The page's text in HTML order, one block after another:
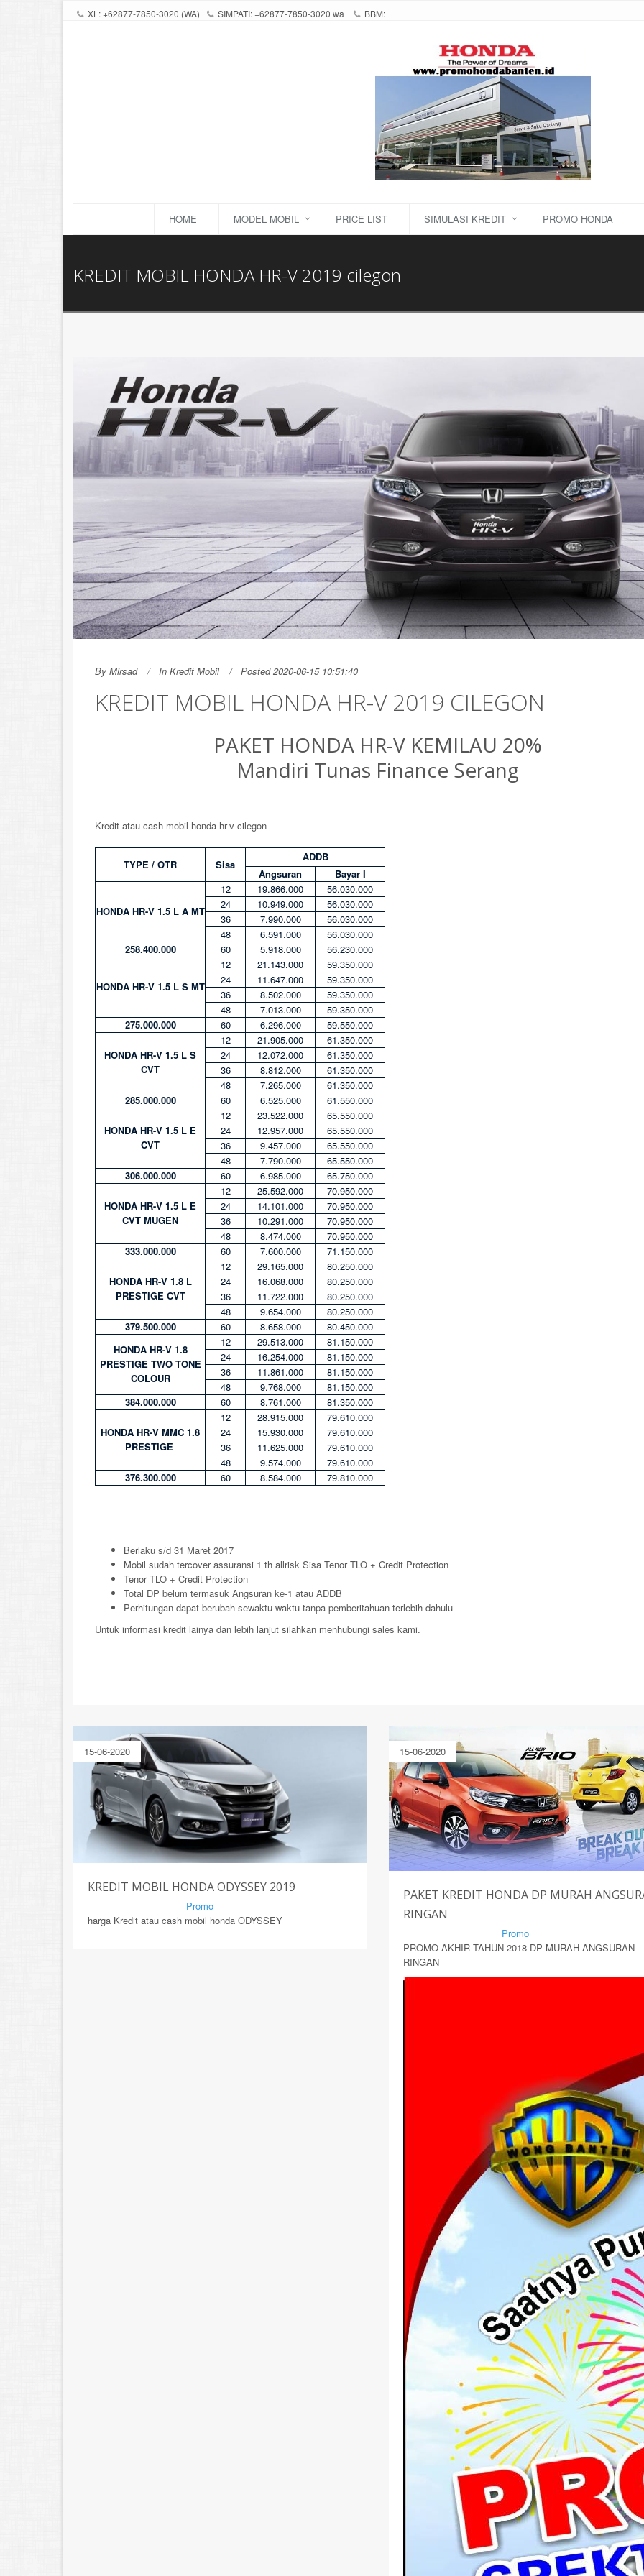
XL: +62877-7850-3020 (WA) SIMPATI: +62877-7850-3020 wa BBM:
HOME MODEL MOBIL PRICE LIST SIMULASI KREDIT PROMO HONDA
KREDIT MOBIL HONDA HR-V 2019 cilegon
By Mirsad In Kredit Mobil Posted 2020-06-15 10:51:40
KREDIT MOBIL HONDA HR-V 2019 CILEGON
PAKET HONDA HR-V KEMILAU 20%
Mandiri Tunas Finance Serang
Kredit atau cash mobil honda hr-v cilegon
TYPE / OTR Sisa
ADDB
Angsuran
Bayar I
HONDA HR-V 1.5 L A MT
12 19.866.000
56.030.000
24
10.949.000
56.030.000
36
7.990.000
56.030.000
48
6.591.000
56.030.000
258.400.000
60 5.918.000 56.230.000
HONDA HR-V 1.5 L S MT
12 21.143.000
59.350.000
24
11.647.000
59.350.000
36
8.502.000
59.350.000
48
7.013.000
59.350.000
275.000.000
60 6.296.000 59.550.000
HONDA HR-V 1.5 L S
CVT
12 21.905.000
61.350.000
24
12.072.000
61.350.000
36
8.812.000
61.350.000
48
7.265.000
61.350.000
285.000.000
60 6.525.000 61.550.000
HONDA HR-V 1.5 L E
CVT
12 23.522.000
65.550.000
24
12.957.000
65.550.000
36
9.457.000
65.550.000
48
7.790.000
65.550.000
306.000.000
60 6.985.000 65.750.000
HONDA HR-V 1.5 L E
CVT MUGEN
12 25.592.000
70.950.000
24
14.101.000
70.950.000
36
10.291.000
70.950.000
48
8.474.000
70.950.000
333.000.000
60 7.600.000 71.150.000
HONDA HR-V 1.8 L
PRESTIGE CVT
12 29.165.000
80.250.000
24
16.068.000
80.250.000
36
11.722.000
80.250.000
48
9.654.000
80.250.000
379.500.000
60 8.658.000
80.450.000
HONDA HR-V 1.8
PRESTIGE TWO TONE
COLOUR
12 29.513.000
81.150.000
24
16.254.000
81.150.000
36
11.861.000
81.150.000
48
9.768.000
81.150.000
384.000.000
60 8.761.000 81.350.000
HONDA HR-V MMC 1.8
PRESTIGE
12 28.915.000
79.610.000
24
15.930.000
79.610.000
36
11.625.000
79.610.000
48
9.574.000
79.610.000
376.300.000
60 8.584.000 79.810.000
Berlaku s/d 31 Maret 2017
Mobil sudah tercover assuransi 1 th allrisk Sisa Tenor TLO + Credit Protection
Tenor TLO + Credit Protection
Total DP belum termasuk Angsuran ke-1 atau ADDB
Perhitungan dapat berubah sewaktu-waktu tanpa pemberitahuan terlebih dahulu
Untuk informasi kredit lainya dan lebih lanjut silahkan menhubungi sales kami.
15-06-2020
KREDIT MOBIL HONDA ODYSSEY 2019
Promo
harga Kredit atau cash mobil honda ODYSSEY
15-06-2020
PAKET KREDIT HONDA DP MURAH
RINGAN
Promo
PROMO AKHIR TAHUN 2018 DP MURAH ANGSURAN
RINGAN